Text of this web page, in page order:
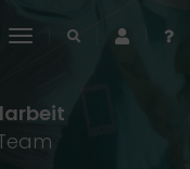
toggle